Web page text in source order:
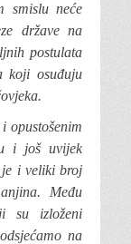
smislu neće
države na
postulata
koji osuđuju
opustošenim
i još uvijek
i veliki broj
Među
su izloženi
na